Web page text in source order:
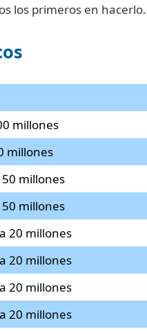
los primeros en hacerlo.
millones
millones
millones
millones
20 millones
20 millones
20 millones
20 millones